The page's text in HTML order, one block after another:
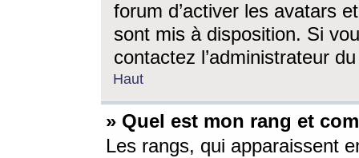
forum d’activer les avatars
sont mis à disposition. Si
contactez l’administrateur
Haut
» Quel est mon rang et
Les rangs, qui apparaissent